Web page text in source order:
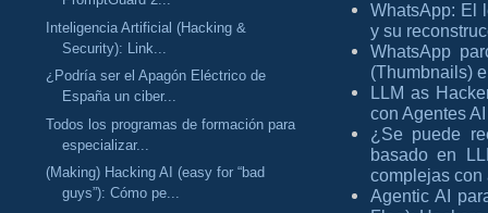
Inteligencia Artificial (Hacking &
Security): Link...
¿Podría ser el Apagón Eléctrico de
España un ciber...
Todos los programas de formación para
especializar...
(Making) Hacking AI (easy for “bad
guys”): Cómo pe...
WhatsApp: El
y su
WhatsApp
(Thumbnails)
LLM as
con Agentes AI
¿Se puede
basado en
complejas con
Agentic AI